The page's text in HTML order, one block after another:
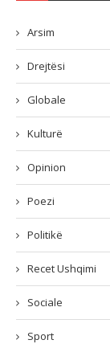
Arsim
Drejtësi
Globale
Kulturë
Opinion
Poezi
Politikë
Recet Ushqimi
Sociale
Sport